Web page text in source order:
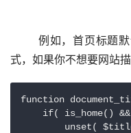
function
if( is_home()
unset(